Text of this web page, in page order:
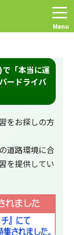
話はこちら
&トピックス
ディア紹介
「本当に運
ードライバ
をお探しの方
道路環境に合
を提供してい